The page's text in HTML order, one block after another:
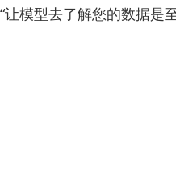
“让模型去了解您的数据是